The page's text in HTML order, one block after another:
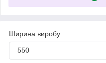
Ширина виробу
550